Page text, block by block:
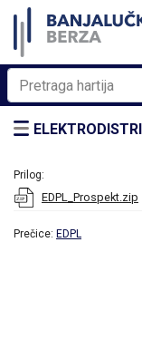
Prilog:
EDPL_Prospekt.zip
Prečice: EDPL